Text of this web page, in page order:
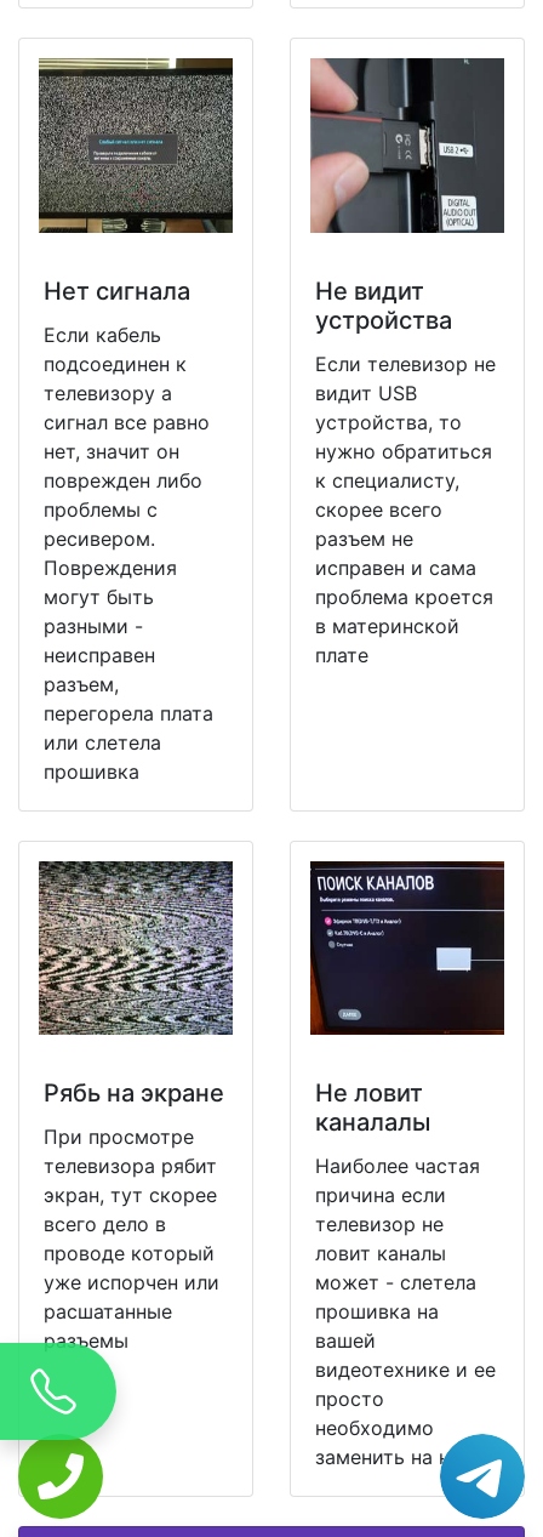
Нет сигнала
Если кабель
подсоединен к
телевизору а
сигнал все равно
нет, значит он
поврежден либо
проблемы с
ресивером.
Повреждения
могут быть
разными -
неисправен
разъем,
перегорела плата
или слетела
прошивка
Не видит
устройства
Если телевизор не
видит USB
устройства, то
нужно обратиться
к специалисту,
скорее всего
разъем не
исправен и сама
проблема кроется
в материнской
плате
Рябь на экране
При просмотре
телевизора рябит
экран, тут скорее
всего дело в
проводе который
уже испорчен или
расшатанные
разъемы
Не ловит
каналалы
Наиболее частая
причина если
телевизор не
ловит каналы
может - слетела
прошивка на
вашей
видеотехнике и ее
просто
необходимо
заменить на новую